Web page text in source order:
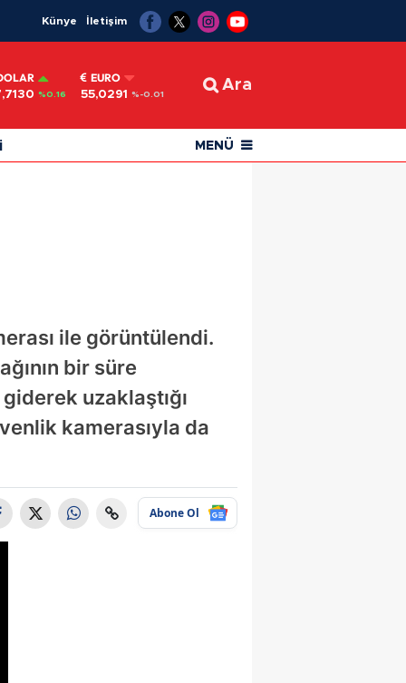
Künye İletişim
%0.16
EURO
55,0291 %-0.01
Ara
MENÜ
ile görüntülendi.
bir süre
uzaklaştığı
kamerasıyla da
Abone Ol